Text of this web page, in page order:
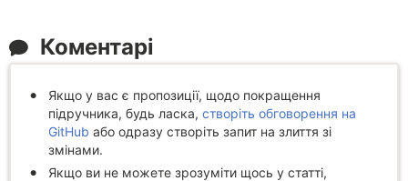
Коментарі
Якщо у вас є пропозиції, щодо покращення
підручника, будь ласка, створіть обговорення на
GitHub або одразу створіть запит на злиття зі
змінами.
Якщо ви не можете зрозуміти щось у статті,